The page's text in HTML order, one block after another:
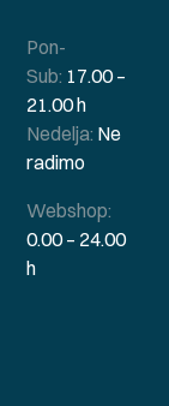
Pon-
Sub: 17.00 –
21.00 h
Nedelja: Ne
radimo
Webshop:
0.00 – 24.00
h